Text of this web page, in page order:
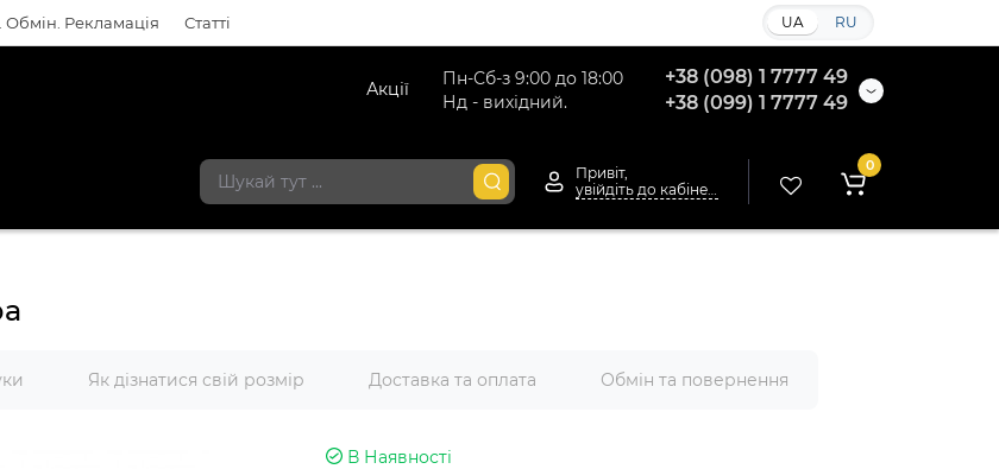
Рекламація Статті UA RU
Пн-Сб-з 9:00 до 18:00
Нд - вихідний.
+38 (098) 1 7777 49
+38 (099) 1 7777 49
Акції
Привіт,
0
Як дізнатися свій розмір Доставка та оплата Обмін та повернення
В Наявності